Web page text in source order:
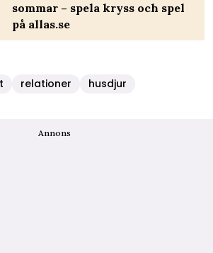
sommar – spela kryss och spel
på allas.se
relationer husdjur
Annons